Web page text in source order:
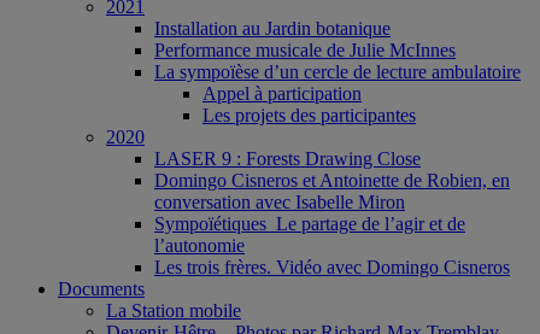
2021
Installation au Jardin botanique
Performance musicale de Julie McInnes
La sympoïèse d’un cercle de lecture ambulatoire
Appel à participation
Les projets des participantes
2020
LASER 9 : Forests Drawing Close
Domingo Cisneros et Antoinette de Robien, en
conversation avec Isabelle Miron
Sympoïétiques_Le partage de l’agir et de
l’autonomie
Les trois frères. Vidéo avec Domingo Cisneros
Documents
La Station mobile